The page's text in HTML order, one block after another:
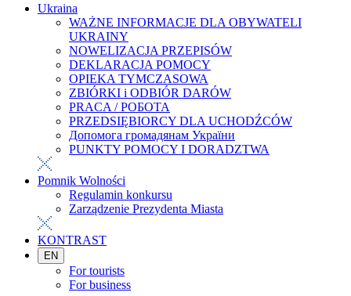
Ukraina
WAŻNE INFORMACJE DLA OBYWATELI
UKRAINY
NOWELIZACJA PRZEPISÓW
DEKLARACJA POMOCY
OPIEKA TYMCZASOWA
ZBIÓRKI i ODBIÓR DARÓW
PRACA / РОБОТА
PRZEDSIĘBIORCY DLA UCHODŹCÓW
Допомога громадянам України
PUNKTY POMOCY I DORADZTWA
Pomnik Wolności
Regulamin konkursu
Zarządzenie Prezydenta Miasta
KONTRAST
EN
For tourists
For business